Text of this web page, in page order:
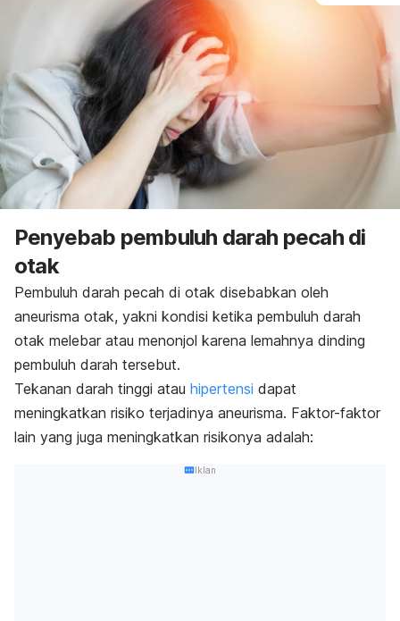
Penyebab pembuluh darah pecah di
otak
Pembuluh darah pecah di otak disebabkan oleh
aneurisma otak, yakni kondisi ketika pembuluh darah
otak melebar atau menonjol karena lemahnya dinding
pembuluh darah tersebut.
Tekanan darah tinggi atau hipertensi dapat
meningkatkan risiko terjadinya aneurisma. Faktor-faktor
lain yang juga meningkatkan risikonya adalah:
Iklan